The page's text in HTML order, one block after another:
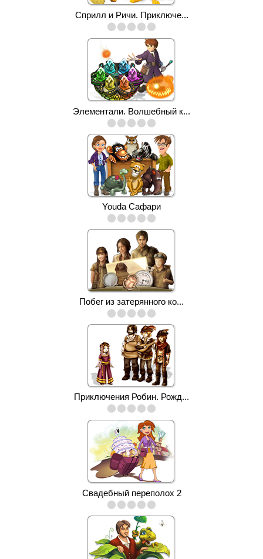
Сприлл и Ричи. Приключе...
Элементали. Волшебный к...
Youda Сафари
Побег из затерянного ко...
Приключения Робин. Рожд...
Свадебный переполох 2